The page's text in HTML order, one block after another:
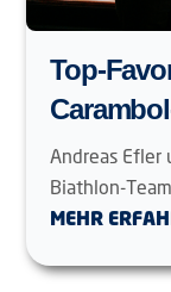
Top-
Andreas Efler
Biathlon-
MEHR